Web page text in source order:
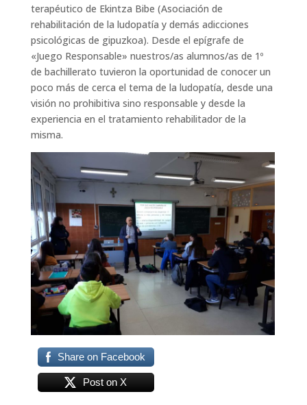
terapéutico de Ekintza Bibe (Asociación de
rehabilitación de la ludopatía y demás adicciones
psicológicas de gipuzkoa). Desde el epígrafe de
«Juego Responsable» nuestros/as alumnos/as de 1º
de bachillerato tuvieron la oportunidad de conocer un
poco más de cerca el tema de la ludopatía, desde una
visión no prohibitiva sino responsable y desde la
experiencia en el tratamiento rehabilitador de la
misma.
Share on Facebook
Post on X